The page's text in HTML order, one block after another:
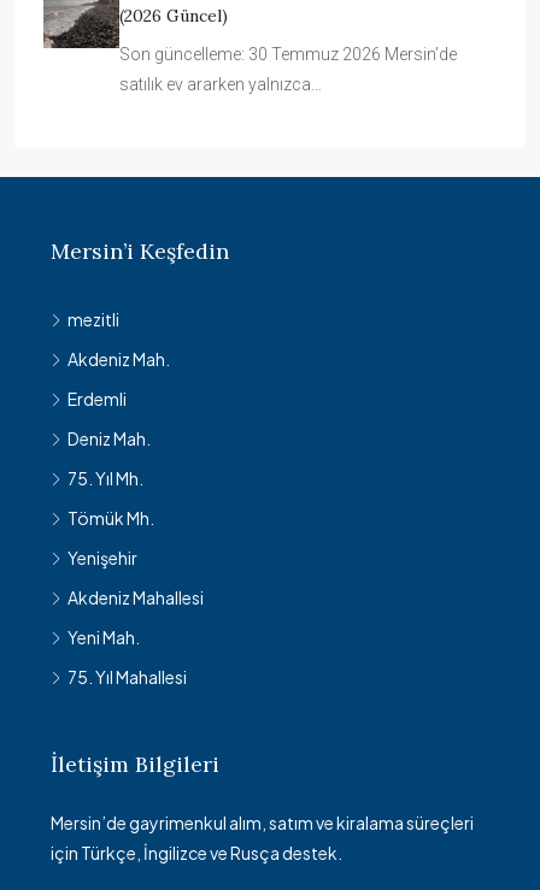
(2026 Güncel)
Son güncelleme: 30 Temmuz 2026 Mersin’de
satılık ev ararken yalnızca…
Mersin’i Keşfedin
mezitli
Akdeniz Mah.
Erdemli
Deniz Mah.
75. Yıl Mh.
Tömük Mh.
Yenişehir
Akdeniz Mahallesi
Yeni Mah.
75. Yıl Mahallesi
İletişim Bilgileri
Mersin’de gayrimenkul alım, satım ve kiralama süreçleri
için Türkçe, İngilizce ve Rusça destek.